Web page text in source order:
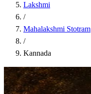
Lakshmi
/
Mahalakshmi Stotram
/
Kannada